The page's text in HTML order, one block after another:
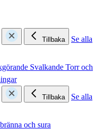
Tillbaka
Se alla
Svalkande Torr och
Tillbaka
Se alla
och sura